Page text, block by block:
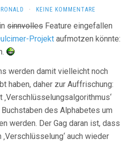
RONALD · KEINE KOMMENTARE
sinnvolles Feature eingefallen
Projekt aufmotzen könnte:
werden damit vielleicht noch
haben, daher zur Auffrischung:
‚Verschlüsselungsalgorithmus‘
des Alphabetes um
werden. Der Gag daran ist, dass
auch wieder